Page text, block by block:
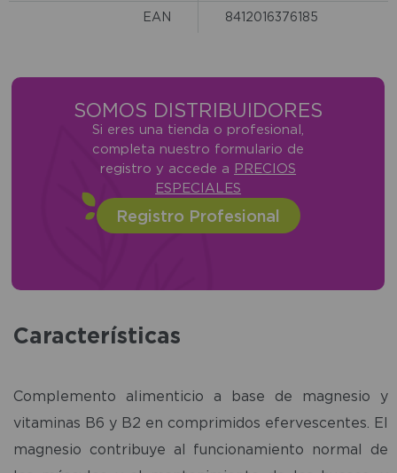
EAN 8412016376185
SOMOS DISTRIBUIDORES
Si eres una tienda o profesional,
completa nuestro formulario de
registro y accede a PRECIOS
ESPECIALES
Registro Profesional
Características
Complemento alimenticio a base de magnesio y
vitaminas B6 y B2 en comprimidos efervescentes. El
magnesio contribuye al funcionamiento normal de